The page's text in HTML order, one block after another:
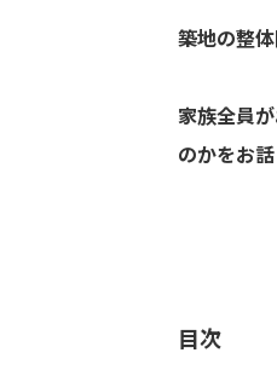
築地の整
家族全員
のかをお
目次